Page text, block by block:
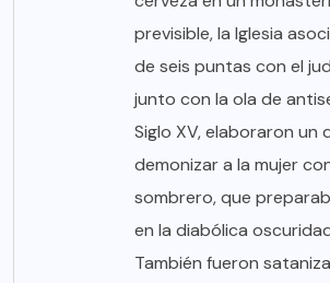
previsible, la Iglesia
de seis puntas con el
junto con la ola de
Siglo XV, elaboraron un
demonizar a la mujer
sombrero, que
en la diabólica
También fueron